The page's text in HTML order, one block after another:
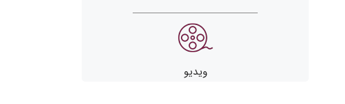
ویدیو